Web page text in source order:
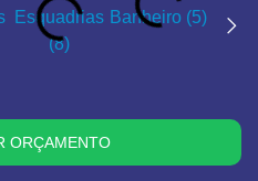
ORÇAMENTO